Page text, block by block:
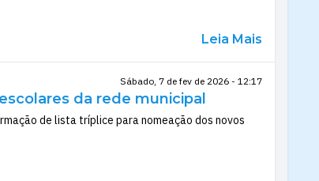
Leia Mais
Sábado, 7 de fev de 2026 - 12:17
da rede municipal
de lista tríplice para nomeação dos novos